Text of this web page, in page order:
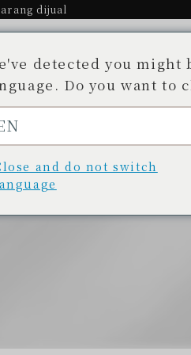
dijual
yang Tak Terungkap
detected you
Do you want to
and do not switch